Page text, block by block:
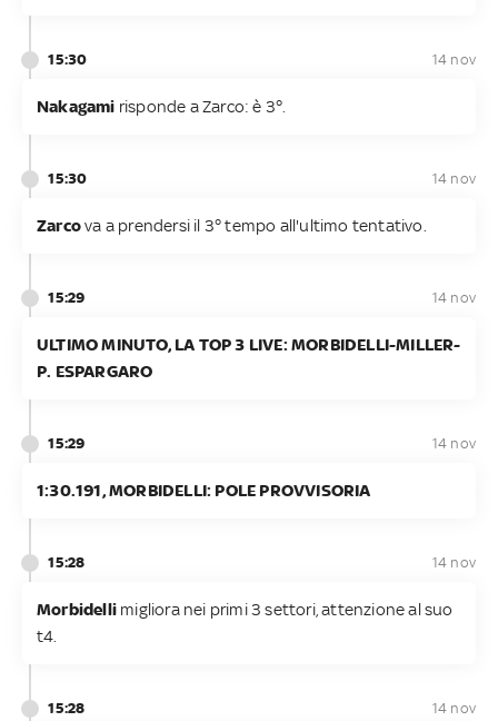
15:30 14 nov
Nakagami risponde a Zarco: è 3°.
15:30 14 nov
Zarcova a prendersi il 3° tempo all'ultimo tentativo.
15:29 14 nov
ULTIMO MINUTO, LA TOP 3 LIVE: MORBIDELLI-MILLER-
P. ESPARGARO
15:29 14 nov
1:30.191, MORBIDELLI: POLE PROVVISORIA
15:28 14 nov
Morbidelli migliora nei primi 3 settori, attenzione al suo
t4.
15:28 14 nov